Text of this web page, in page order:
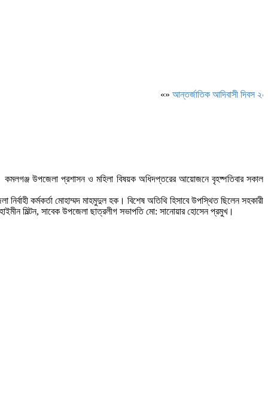
«»আন্তর্জাতিক আদিবাসী দিবস ২০২৬:
কমলগঞ্জ উপজেলা প্রশাসন ও মহিলা বিষয়ক অধিদপ্তরের আয়োজনে বৃহষ্পতিবার সকাল
কর্মকর্তা মোহাম্মদ মাহমুদুল হক। বিশেষ অতিথি হিসাবে উপস্থিত ছিলেন সহকারী
মিল্টন, সাবেক উপজেলা ছাত্রলীগ সভাপতি মো: সানোয়ার হোসেন প্রমুখ।